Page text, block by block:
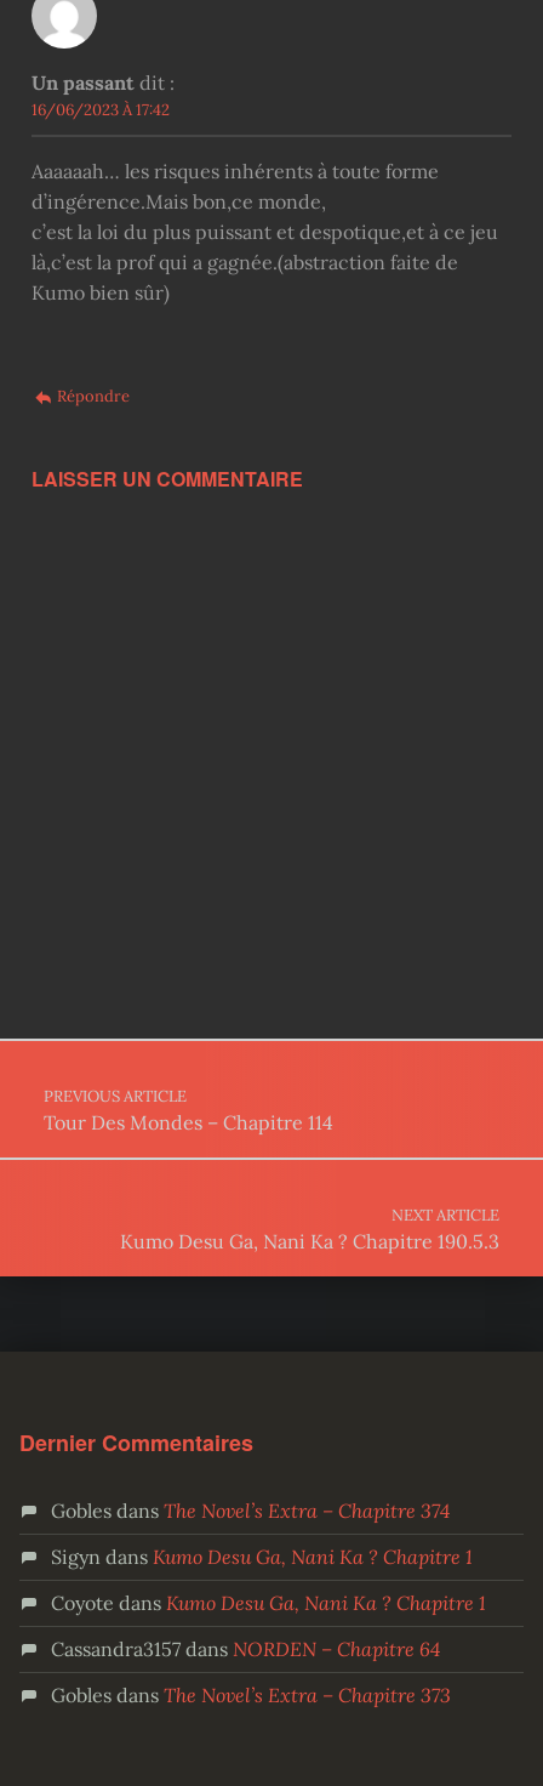
Un passant dit :
16/06/2023 À 17:42
Aaaaaah… les risques inhérents à toute forme
d’ingérence.Mais bon,ce monde,
c’est la loi du plus puissant et despotique,et à ce jeu
là,c’est la prof qui a gagnée.(abstraction faite de
Kumo bien sûr)
Répondre
LAISSER UN COMMENTAIRE
Post navigation
PREVIOUS ARTICLE
Tour Des Mondes – Chapitre 114
NEXT ARTICLE
Kumo Desu Ga, Nani Ka ? Chapitre 190.5.3
Dernier Commentaires
Goblesdans The Novel’s Extra – Chapitre 374
Sigyn dans Kumo Desu Ga, Nani Ka ? Chapitre 1
Coyote dans Kumo Desu Ga, Nani Ka ? Chapitre 1
Cassandra3157dans NORDEN – Chapitre 64
Goblesdans The Novel’s Extra – Chapitre 373